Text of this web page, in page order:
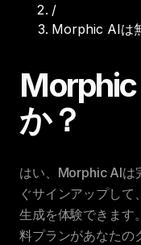
/
Morphic AIは
か？
はい、Morphic AIは
ぐサインアップし
生成を体験できます
料プランがあなたの